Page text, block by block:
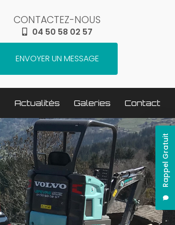
CONTACTEZ-NOUS
04 50 58 02 57
ENVOYER UN MESSAGE
Rappel Gratuit
/ compactage
levage
Actualités Galeries Contact